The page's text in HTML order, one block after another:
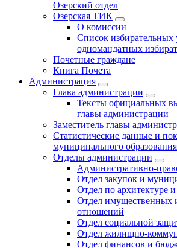
Озерский отдел
Озерская ТИК
О комиссии
Список избирательных
одномандатных
Почетные граждане
Книга Почета
Администрация
Глава администрации
Тексты официальных
главы администрации
Заместитель главы
Статистические данные и
муниципального образования
Отделы администрации
Административно-
Отдел закупок и
Отдел по архитектуре и
Отдел имущественных
отношений
Отдел социальной
Отдел жилищно-
Отдел финансов и